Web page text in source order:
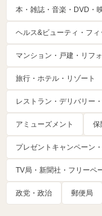
本・雑誌・音楽・DVD・
ヘルス&ビューティ・フィ
マンション・戸建・リフ
旅行・ホテル・リゾート
レストラン・デリバリー
アミューズメント 保
プレゼントキャンペーン
TV局・新聞社・フリーペ
政党・政治 郵便局